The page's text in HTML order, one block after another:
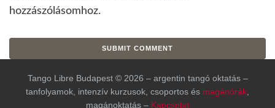
hozzászólásomhoz.
Tango Libre Budapest © 2026 – argentin tangó oktatás –
tanfolyamok, intenzív kurzusok, csoportos és magánórák
magánoktatás – Kapcsolat